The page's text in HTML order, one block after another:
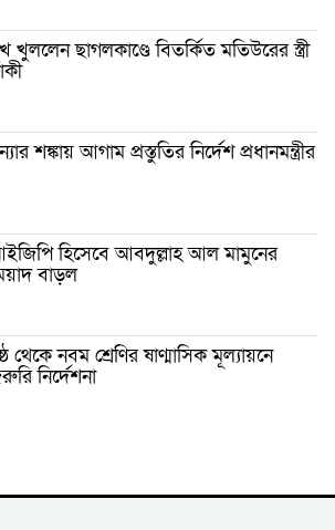
খুললেন ছাগলকাণ্ডে বিতর্কিত মতিউরের স্ত্রী
শঙ্কায় আগাম প্রস্তুতির নির্দেশ প্রধানমন্ত্রীর
হিসেবে আবদুল্লাহ আল মামুনের
বাড়ল
থেকে নবম শ্রেণির ষাণ্মাসিক মূল্যায়নে
নির্দেশনা